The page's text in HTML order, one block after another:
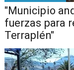
"Municipio
fuerzas para
Terraplén"